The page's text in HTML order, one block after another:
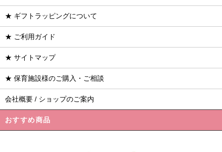
★ ギフトラッピングについて
★ ご利用ガイド
★ サイトマップ
★ 保育施設様のご購入・ご相談
会社概要 / ショップのご案内
おすすめ商品